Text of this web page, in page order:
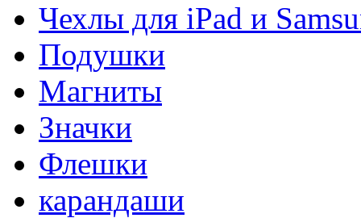
Чехлы для iPad и
Подушки
Магниты
Значки
Флешки
карандаши